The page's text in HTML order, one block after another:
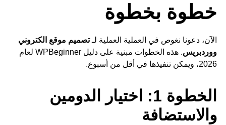
خطوة بخطوة
الآن، دعونا نغوص في العملية العملية لـتصميم موقع الكتروني
ووردبريس
. هذه الخطوات مبنية على دليل WPBeginner لعام
2026، ويمكن تنفيذها في أقل من أسبوع.
الخطوة 1: اختيار الدومين
والاستضافة